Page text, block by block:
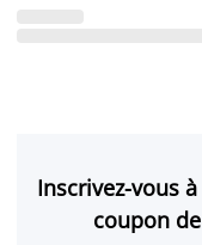
Inscrivez-vous
coupon